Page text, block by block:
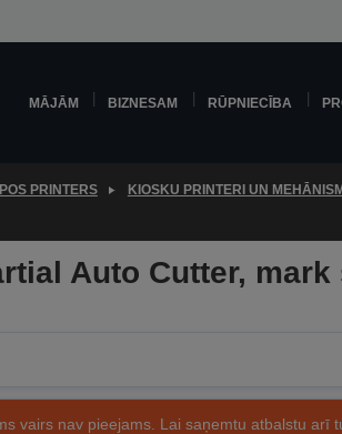
MĀJĀM BIZNESAM RŪPNIECĪBA
POS PRINTERS KIOSKU PRINTERI UN
Auto Cutter,
vairs nav pieejams. Lai saņemtu atbalstu arī